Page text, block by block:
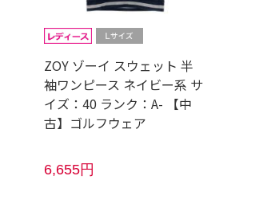
ZOY ゾーイ スウェット 半
袖ワンピース ネイビー系 サ
イズ：40 ランク：A- 【中
古】ゴルフウェア
6,655円